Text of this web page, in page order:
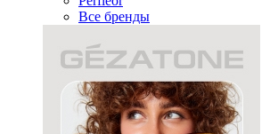
Все бренды